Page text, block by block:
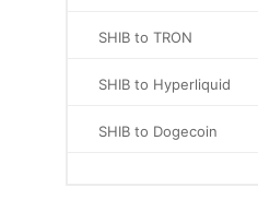
SHIB to TRON
SHIB to Hyperliquid
SHIB to Dogecoin